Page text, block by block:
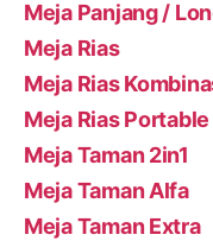
Meja Panjang /
Meja Rias
Meja Rias
Meja Rias Portable
Meja Taman 2in1
Meja Taman Alfa
Meja Taman Extra